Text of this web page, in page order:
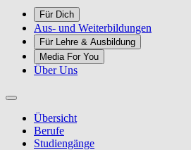
Für Dich
Aus- und Weiterbildungen
Für Lehre & Ausbildung
Media For You
Über Uns
Übersicht
Berufe
Studiengänge